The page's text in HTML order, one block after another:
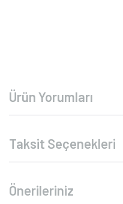
Ürün Yorumları
Taksit Seçenekleri
Önerileriniz